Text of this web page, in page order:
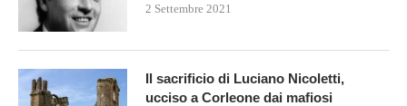
2 Settembre 2021
Il sacrificio di Luciano Nicoletti,
ucciso a Corleone dai mafiosi